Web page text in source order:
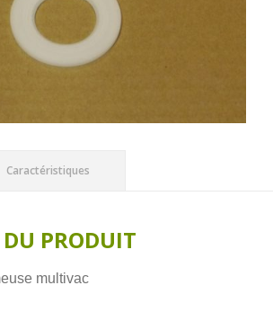
Caractéristiques
PRODUIT
multivac